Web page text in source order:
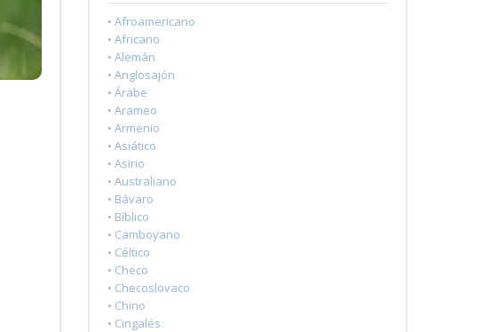
• Afroamericano
• Africano
• Alemán
• Anglosajón
• Árabe
• Arameo
• Armenio
• Asiático
• Asirio
• Australiano
• Bávaro
• Bíblico
• Camboyano
• Céltico
• Checo
• Checoslovaco
• Chino
• Cingalés